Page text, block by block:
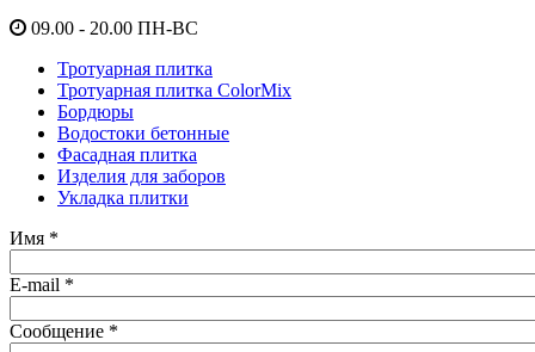
09.00 - 20.00 ПН-ВС
Тротуарная плитка
Тротуарная плитка ColorMix
Бордюры
Водостоки бетонные
Фасадная плитка
Изделия для заборов
Укладка плитки
Имя *
E-mail *
Сообщение *